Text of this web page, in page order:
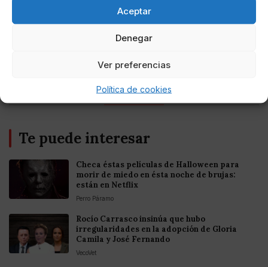
Aceptar
Denegar
Ver preferencias
Política de cookies
criptomonedas y Bitcoin en México 2025
Entretenimiento
Europea
Te puede interesar
Checa éstas películas de Halloween para
morir de miedo en ésta noche de brujas:
están en Netflix
Perro Páramo
Rocío Carrasco insinúa que hubo
irregularidades en la adopción de Gloria
Camila y José Fernando
VecoVet